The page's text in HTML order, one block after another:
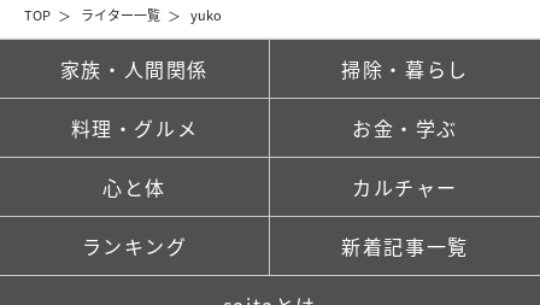
TOP ライター一覧 yuko
家族・人間関係 掃除・暮らし
料理・グルメ お金・学ぶ
心と体 カルチャー
ランキング 新着記事一覧